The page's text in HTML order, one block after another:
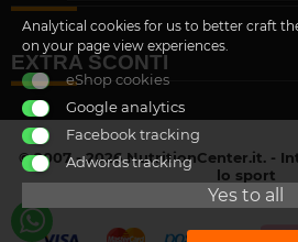
EXTRA SCONTI
© 2007 - 2026 NutritionCenter.it. -
lo sport
Analytical cookies for us to better craft
on your page view experiences.
eShop cookies
Google analytics
Facebook tracking
Adwords tracking
Yes to all